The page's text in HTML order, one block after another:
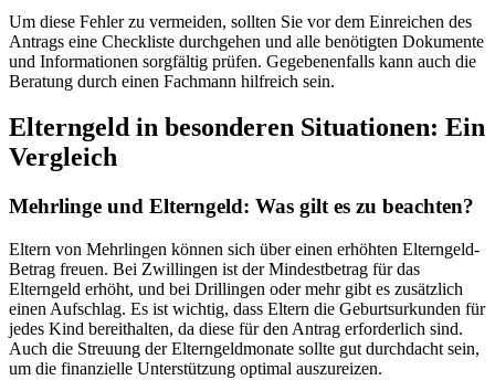
Um diese Fehler zu vermeiden, sollten Sie vor dem Einreichen des
Antrags eine Checkliste durchgehen und alle benötigten Dokumente
und Informationen sorgfältig prüfen. Gegebenenfalls kann auch die
Beratung durch einen Fachmann hilfreich sein.
Elterngeld in besonderen Situationen: Ein
Vergleich
Mehrlinge und Elterngeld: Was gilt es zu beachten?
Eltern von Mehrlingen können sich über einen erhöhten Elterngeld-
Betrag freuen. Bei Zwillingen ist der Mindestbetrag für das
Elterngeld erhöht, und bei Drillingen oder mehr gibt es zusätzlich
einen Aufschlag. Es ist wichtig, dass Eltern die Geburtsurkunden für
jedes Kind bereithalten, da diese für den Antrag erforderlich sind.
Auch die Streuung der Elterngeldmonate sollte gut durchdacht sein,
um die finanzielle Unterstützung optimal auszureizen.